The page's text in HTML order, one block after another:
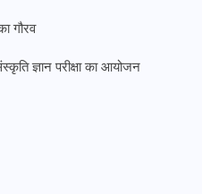
गौरव
ज्ञान परीक्षा का आयोजन